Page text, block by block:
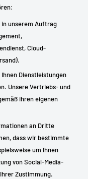
unserem Auftrag
Cloud-
Dienstleistungen
Unsere Vertriebs- und
ihren eigenen
an Dritte
dass wir bestimmte
um Ihnen
von Social-Media-
Zustimmung.